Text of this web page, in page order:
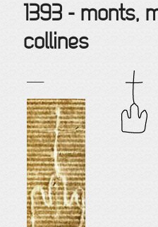
1393 - monts,
collines